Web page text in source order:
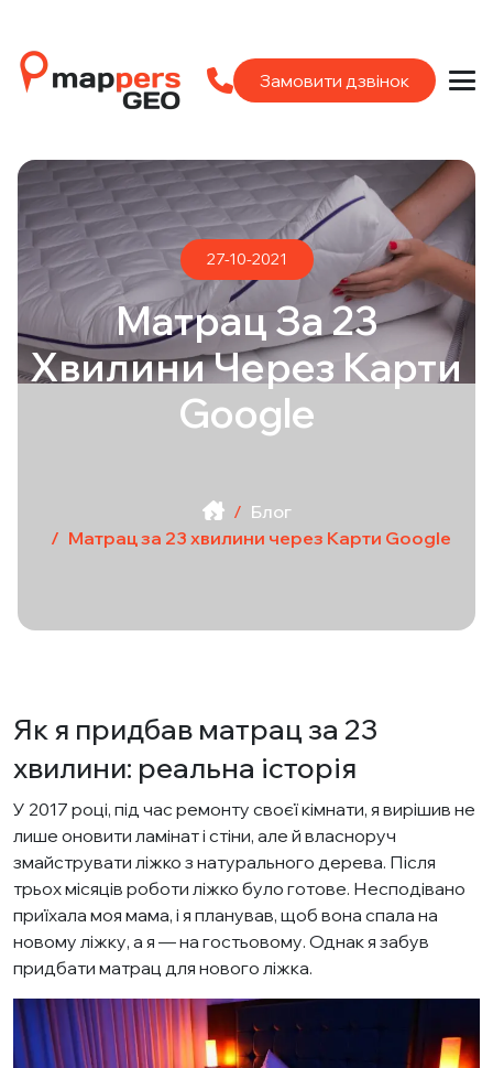
Замовити дзвінок
27-10-2021
Матрац За 23
Хвилини Через Карти
Google
Блог
Матрац за 23 хвилини через Карти Google
​Як я придбав матрац за 23
хвилини: реальна історія
У 2017 році, під час ремонту своєї кімнати, я вирішив не
лише оновити ламінат і стіни, але й власноруч
змайструвати ліжко з натурального дерева. Після
трьох місяців роботи ліжко було готове. Несподівано
приїхала моя мама, і я планував, щоб вона спала на
новому ліжку, а я — на гостьовому. Однак я забув
придбати матрац для нового ліжка.​